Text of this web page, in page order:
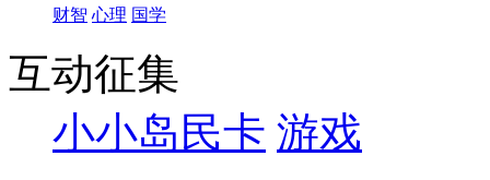
财智 心理 国学
互动征集
小小岛民卡 游戏